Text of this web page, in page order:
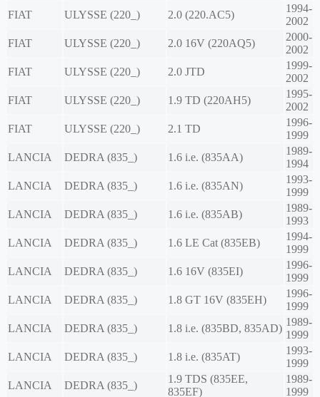
FIAT
ULYSSE (220_) 2.0 (220.AC5)
1994-
2002
FIAT
ULYSSE (220_) 2.0 16V (220AQ5)
2000-
2002
FIAT
ULYSSE (220_) 2.0 JTD
1999-
2002
FIAT
ULYSSE (220_) 1.9 TD (220AH5)
1995-
2002
FIAT
ULYSSE (220_) 2.1 TD
1996-
1999
LANCIA
DEDRA (835_) 1.6 i.e. (835AA)
1989-
1994
LANCIA
DEDRA (835_) 1.6 i.e. (835AN)
1993-
1999
LANCIA
DEDRA (835_) 1.6 i.e. (835AB)
1989-
1993
LANCIA
DEDRA (835_) 1.6 LE Cat (835EB)
1994-
1999
LANCIA
DEDRA (835_) 1.6 16V (835EI)
1996-
1999
LANCIA
DEDRA (835_) 1.8 GT 16V (835EH)
1996-
1999
LANCIA
DEDRA (835_) 1.8 i.e. (835BD, 835AD)
1989-
1999
LANCIA
DEDRA (835_) 1.8 i.e. (835AT)
1993-
1999
LANCIA
DEDRA (835_)
1.9 TDS (835EE,
835EF)
1989-
1999